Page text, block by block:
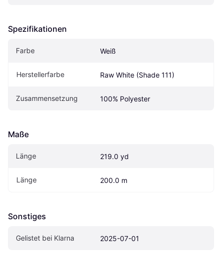
Spezifikationen
Farbe Weiß
Herstellerfarbe Raw White (Shade 111)
Zusammensetzung 100% Polyester
Maße
Länge 219.0 yd
Länge 200.0 m
Sonstiges
Gelistet bei Klarna 2025-07-01